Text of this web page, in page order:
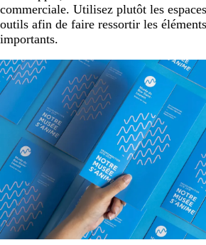
commerciale. Utilisez plutôt les
outils afin de faire ressortir les
importants.